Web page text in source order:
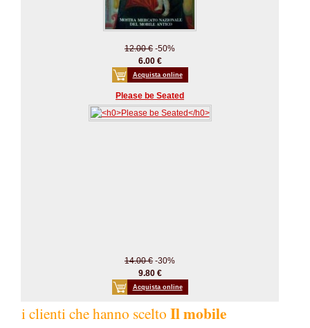
12.00 € -50%
6.00 €
Acquista online
Please be Seated
14.00 € -30%
9.80 €
Acquista online
i clienti che hanno scelto Il mobile